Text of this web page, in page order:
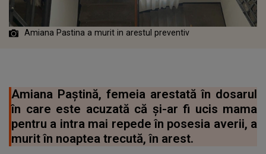
Amiana Pastina a murit in arestul preventiv
Amiana Paștină, femeia arestată în dosarul
în care este acuzată că și-ar fi ucis mama
pentru a intra mai repede în posesia averii, a
murit în noaptea trecută, în arest.